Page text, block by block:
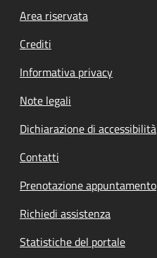
Footer menu
Area riservata
Crediti
Informativa privacy
Note legali
Dichiarazione di accessibilità
Contatti
Prenotazione appuntamento
Richiedi assistenza
Statistiche del portale